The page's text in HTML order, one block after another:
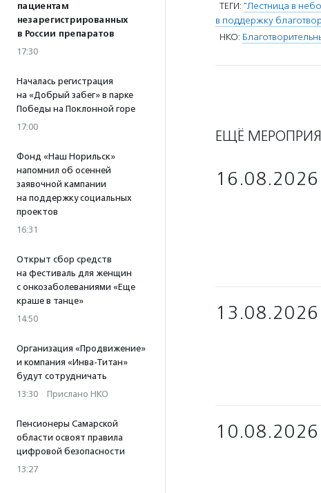
пациентам
незарегистрированных
в России препаратов
17:30
Началась регистрация
на «Добрый забег» в парке
Победы на Поклонной горе
17:00
Фонд «Наш Норильск»
напомнил об осенней
заявочной кампании
на поддержку социальных
проектов
16:31
Открыт сбор средств
на фестиваль для женщин
с онкозаболеваниями «Еще
краше в танце»
14:50
Организация «Продвижение»
и компания «Инва-Титан»
будут сотрудничать
13:30 · Прислано НКО
Пенсионеры Самарской
области освоят правила
цифровой безопасности
13:27
ТЕГИ: "Лестница в
в поддержку
НКО:
ЕЩЁ
16.08.2026
13.08.2026
10.08.2026